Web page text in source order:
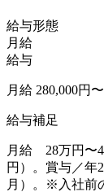
給与形態
月給
給与
月給 280,000円
給与補足
月給 28万円〜
円）。賞与／年
月）。※入社前